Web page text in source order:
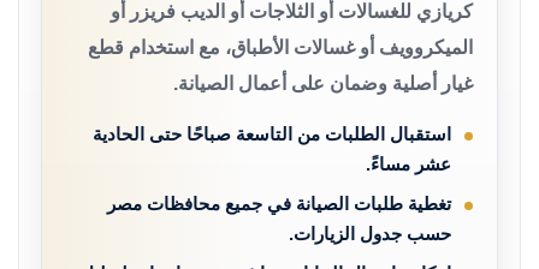
كريازي للغسالات أو الثلاجات أو الديب فريزر أو
الميكروويف أو غسالات الأطباق، مع استخدام قطع
غيار أصلية وضمان على أعمال الصيانة.
استقبال الطلبات من التاسعة صباحًا حتى الحادية
عشر مساءً.
تغطية طلبات الصيانة في جميع محافظات مصر
حسب جدول الزيارات.